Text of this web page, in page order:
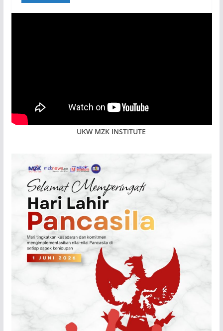
UKW MZK INSTITUTE